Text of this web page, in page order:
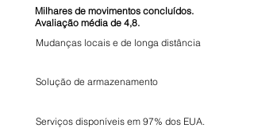
Milhares de movimentos concluídos.
Avaliação média de 4,8.
Mudanças locais e de longa distância
Solução de armazenamento
Serviços disponíveis em 97% dos EUA.